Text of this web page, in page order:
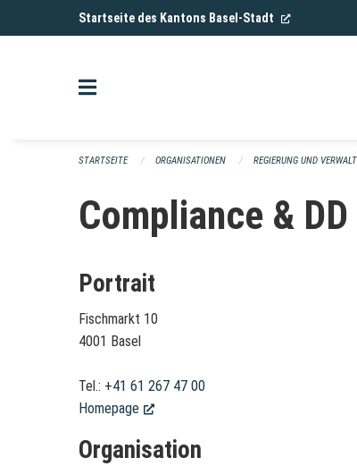
Navigation überspringenStartseite des Kantons Basel-Stadt (External
STARTSEITE ORGANISATIONEN REGIERUNG UND
Compliance &
Portrait
Fischmarkt 10
4001 Basel
Tel.: +41 61 267 47 00
Homepage
(External Link)
Organisation